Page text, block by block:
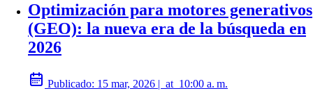
Optimización para motores generativos
(GEO): la nueva era de la búsqueda en
2026
Publicado: 15 mar, 2026 | at 10:00 a. m.